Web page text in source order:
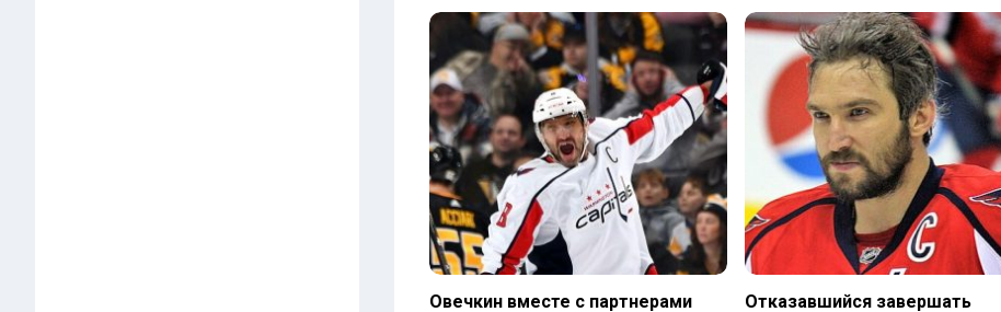
Овечкин вместе с партнерами
Отказавшийся завершать